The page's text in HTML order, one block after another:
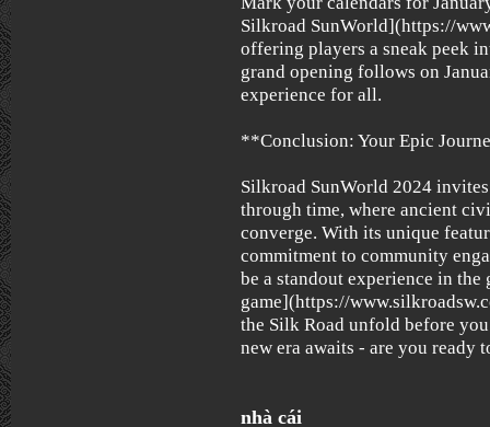
Silkroad SunWorld](https://
offering players a sneak peek
grand opening follows on
experience for all.
**Conclusion: Your Epic
Silkroad SunWorld 2024
through time, where ancient
converge. With its unique
commitment to community
be a standout experience in
game](https://
the Silk Road unfold before
new era awaits - are you ready
nhà cái